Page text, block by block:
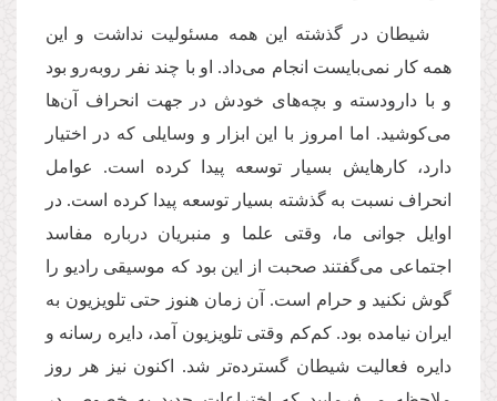
شیطان در گذشته این همه مسئولیت نداشت و این
همه کار نمی‌بایست انجام می‌داد. او با چند نفر روبه‌رو بود
و با دارودسته و بچه‌های خودش در جهت انحراف آن‌ها
می‌کوشید. اما امروز با این ابزار و وسایلی که در اختیار
دارد، کارهایش بسیار توسعه پیدا کرده است. عوامل
انحراف نسبت به گذشته بسیار توسعه پیدا کرده است. در
اوایل جوانی ما، وقتی علما و منبریان درباره مفاسد
اجتماعی می‌گفتند صحبت از این بود که موسیقی رادیو را
گوش نکنید و حرام است. آن زمان هنوز حتی تلویزیون به
ایران نیامده بود. کم‌کم وقتی تلویزیون آمد، دایره رسانه و
دایره فعالیت شیطان گسترده‌تر شد. اکنون نیز هر روز